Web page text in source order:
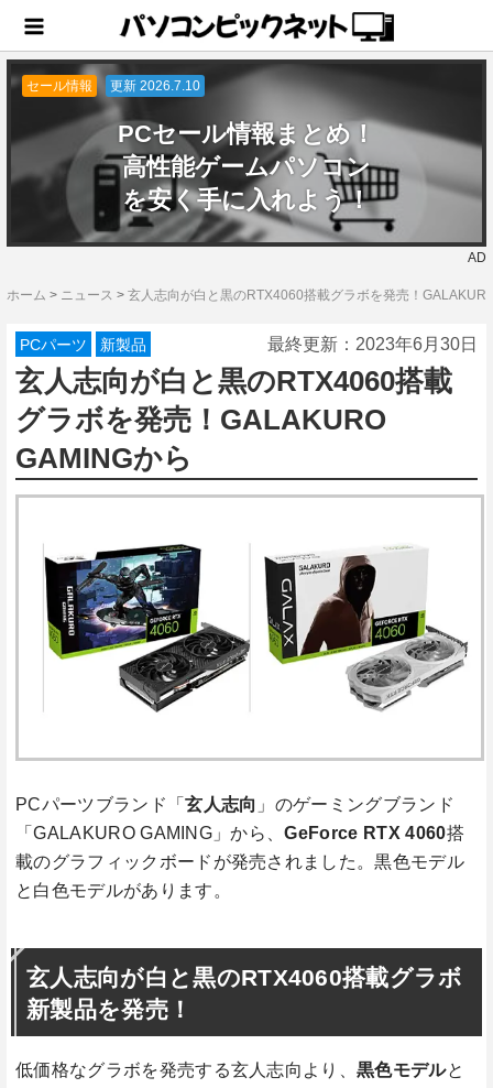
セール情報 更新 2026.7.10
PCセール情報まとめ！
高性能ゲームパソコン
を安く手に入れよう！
AD
ホーム > ニュース > 玄人志向が白と黒のRTX4060搭載グラボを発売！
PCパーツ 新製品 最終更新： 2023年6月30日
玄人志向が白と黒のRTX4060搭載
グラボを発売！GALAKURO
GAMINGから
PCパーツブランド「玄人志向 」のゲーミングブランド
「GALAKURO GAMING」から、GeForce RTX 4060搭
載のグラフィックボードが発売されました。黒色モデル
と白色モデルがあります。
玄人志向が白と黒のRTX4060搭載グラボ
新製品を発売！
低価格なグラボを発売する玄人志向より、黒色モデルと